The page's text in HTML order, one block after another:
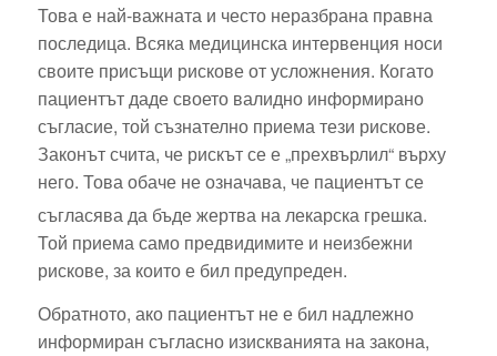
Това е най-важната и често неразбрана правна
последица. Всяка медицинска интервенция носи
своите присъщи рискове от усложнения. Когато
пациентът даде своето валидно информирано
съгласие, той съзнателно приема тези рискове.
Законът счита, че рискът се е „прехвърлил“ върху
него. Това обаче не означава, че пациентът се
съгласява да бъде жертва на лекарска грешка.
Той приема само предвидимите и неизбежни
рискове, за които е бил предупреден.
Обратното, ако пациентът не е бил надлежно
информиран съгласно изискванията на закона,